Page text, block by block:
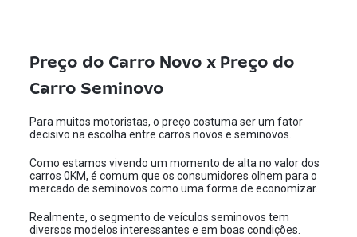
Preço do Carro Novo x Preço do
Carro Seminovo
Para muitos motoristas, o preço costuma ser um fator
decisivo na escolha entre carros novos e seminovos.
Como estamos vivendo um momento de alta no valor dos
carros 0KM, é comum que os consumidores olhem para o
mercado de seminovos como uma forma de economizar.
Realmente, o segmento de veículos seminovos tem
diversos modelos interessantes e em boas condições.